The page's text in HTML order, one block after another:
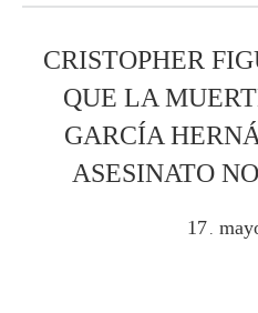
CRISTOPHER
QUE LA
GARCÍA
ASESINATO
17